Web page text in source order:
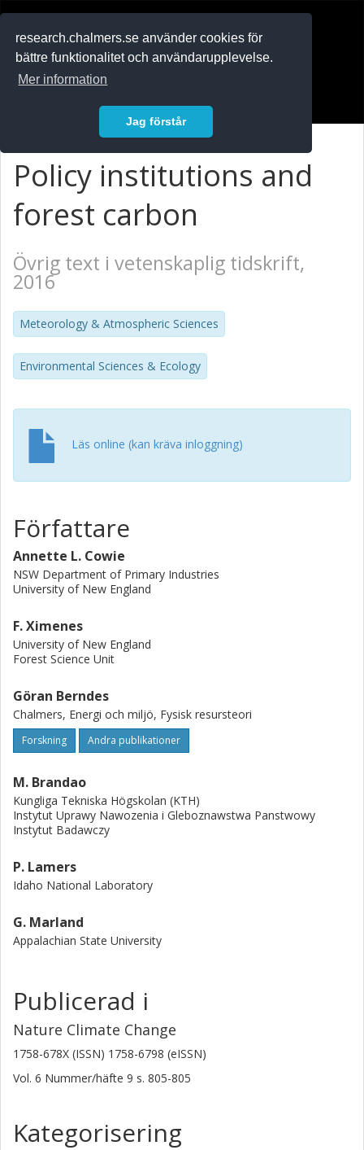
research.chalmers.se använder cookies för
bättre funktionalitet och användarupplevelse.
Mer information
Jag förstår
Policy institutions and
forest carbon
Övrig text i vetenskaplig tidskrift,
2016
Meteorology & Atmospheric Sciences
Environmental Sciences & Ecology
Läs online (kan kräva inloggning)
Författare
Annette L. Cowie
NSW Department of Primary Industries
University of New England
F. Ximenes
University of New England
Forest Science Unit
Göran Berndes
Chalmers, Energi och miljö, Fysisk resursteori
Forskning Andra publikationer
M. Brandao
Kungliga Tekniska Högskolan (KTH)
Instytut Uprawy Nawozenia i Gleboznawstwa Panstwowy
Instytut Badawczy
P. Lamers
Idaho National Laboratory
G. Marland
Appalachian State University
Publicerad i
Nature Climate Change
1758-678X (ISSN) 1758-6798 (eISSN)
Vol. 6 Nummer/häfte 9 s. 805-805
Kategorisering